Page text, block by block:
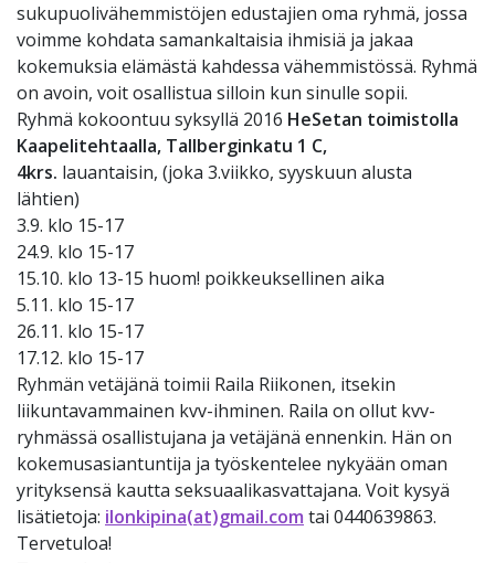
sukupuolivähemmistöjen edustajien oma ryhmä, jossa
voimme kohdata samankaltaisia ihmisiä ja jakaa
kokemuksia elämästä kahdessa vähemmistössä. Ryhmä
on avoin, voit osallistua silloin kun sinulle sopii.
Ryhmä kokoontuu syksyllä 2016 HeSetan toimistolla
Kaapelitehtaalla, Tallberginkatu 1 C,
4krs. lauantaisin, (joka 3.viikko, syyskuun alusta
lähtien)
3.9. klo 15-17
24.9. klo 15-17
15.10. klo 13-15 huom! poikkeuksellinen aika
5.11. klo 15-17
26.11. klo 15-17
17.12. klo 15-17
Ryhmän vetäjänä toimii Raila Riikonen, itsekin
liikuntavammainen kvv-ihminen. Raila on ollut kvv-
ryhmässä osallistujana ja vetäjänä ennenkin. Hän on
kokemusasiantuntija ja työskentelee nykyään oman
yrityksensä kautta seksuaalikasvattajana. Voit kysyä
lisätietoja: ilonkipina(at)gmail.com tai 0440639863.
Tervetuloa!